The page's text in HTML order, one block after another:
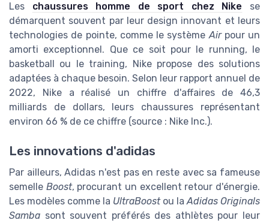
Les chaussures homme de sport chez Nike se
démarquent souvent par leur design innovant et leurs
technologies de pointe, comme le systèmeAirpour un
amorti exceptionnel. Que ce soit pour le running, le
basketball ou le training, Nike propose des solutions
adaptées à chaque besoin. Selon leur rapport annuel de
2022, Nike a réalisé un chiffre d'affaires de 46,3
milliards de dollars, leurs chaussures représentant
environ 66 % de ce chiffre (source : Nike Inc.).
Les innovations d'adidas
Par ailleurs, Adidas n'est pas en reste avec sa fameuse
semelle Boost, procurant un excellent retour d'énergie.
Les modèles comme la UltraBoostou la Adidas Originals
Samba sont souvent préférés des athlètes pour leur